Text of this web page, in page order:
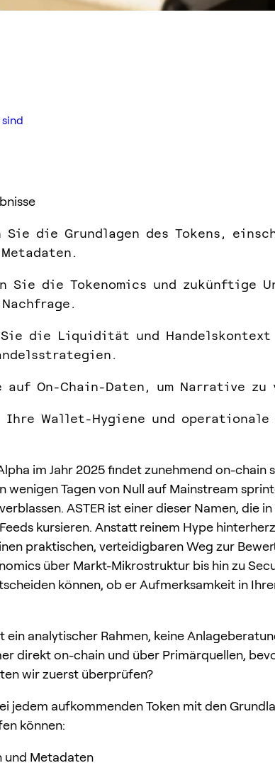
Sie die Grundlagen des Tokens,
Sie die Tokenomics und zukünftige
Sie die Liquidität und
auf On-Chain-Daten, um Narrative
Ihre Wallet-Hygiene und
im Jahr 2025 findet zunehmend on-chain
wenigen Tagen von Null auf Mainstream
ASTER ist einer dieser Namen, die
kursieren. Anstatt reinem Hype
praktischen, verteidigbaren Weg zur
über Markt-Mikrostruktur bis hin zu
können, ob er Aufmerksamkeit in
ein analytischer Rahmen, keine
direkt on-chain und über Primärquellen,
wir zuerst überprüfen?
jedem aufkommenden Token mit den
können:
und Metadaten